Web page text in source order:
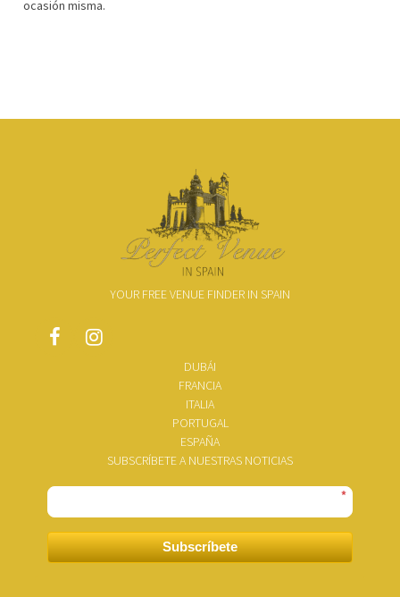
ocasión misma.
YOUR FREE VENUE FINDER IN SPAIN
DUBÁI
FRANCIA
ITALIA
PORTUGAL
ESPAÑA
SUBSCRÍBETE A NUESTRAS NOTICIAS
*
Subscríbete